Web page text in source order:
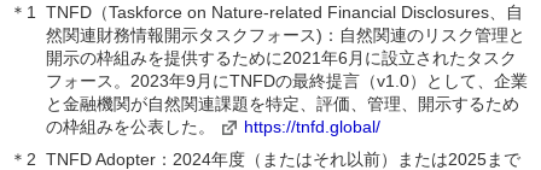
＊1
TNFD（Taskforce on Nature-related Financial Disclosures、自
然関連財務情報開示タスクフォース)：自然関連のリスク管理と
開示の枠組みを提供するために2021年6月に設立されたタスク
フォース。2023年9月にTNFDの最終提言（v1.0）として、企業
と金融機関が自然関連課題を特定、評価、管理、開示するため
の枠組みを公表した。
https://tnfd.global/
＊2 TNFD Adopter：2024年度（またはそれ以前）または2025まで